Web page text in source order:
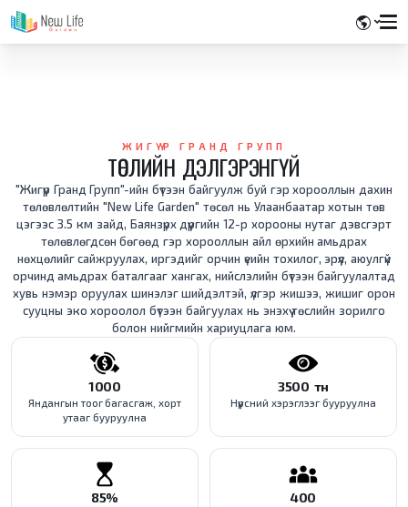
ЖИГҮҮР ГРАНД ГРУПП
ТӨСЛИЙН ДЭЛГЭРЭНГҮЙ
"Жигүүр Гранд Групп"-ийн бүтээн байгуулж буй гэр хорооллын дахин
төлөвлөлтийн "New Life Garden" төсөл нь Улаанбаатар хотын төв
цэгээс 3.5 км зайд, Баянзүрх дүүргийн 12-р хорооны нутаг дэвсгэрт
төлөвлөгдсөн бөгөөд гэр хорооллын айл өрхийн амьдрах
нөхцөлийг сайжруулах, иргэдийг орчин үеийн тохилог, эрүүл, аюулгүй
орчинд амьдрах баталгааг хангах, нийслэлийн бүтээн байгуулалтад
хувь нэмэр оруулах шинэлэг шийдэлтэй, үлгэр жишээ, жишиг орон
сууцны эко хороолол бүтээн байгуулах нь энэхүү төслийн зорилго
болон нийгмийн хариуцлага юм.
1000
Яндангын тоог багасгаж, хорт
утааг бууруулна
3500 тн
Нүүрсний хэрэглээг бууруулна
85% 400